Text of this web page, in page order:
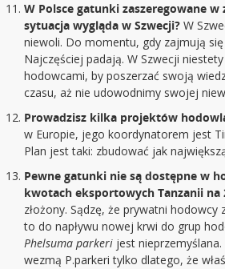
W Polsce gatunki zaszeregowane
sytuacja wygląda w Szwecji? W
niewoli. Do momentu, gdy zajmują
Najczęściej padają. W Szwecji
hodowcami, by poszerzać swoją
czasu, aż nie udowodnimy swojej
Prowadzisz kilka projektów
w Europie, jego koordynatorem jest
Plan jest taki: zbudować jak
Pewne gatunki nie są dostępne w
kwotach eksportowych Tanzanii na
złożony. Sądzę, że prywatni
to do napływu nowej krwi do grup
Phelsuma parkeri jest
wezmą P.parkeri tylko dlatego, że